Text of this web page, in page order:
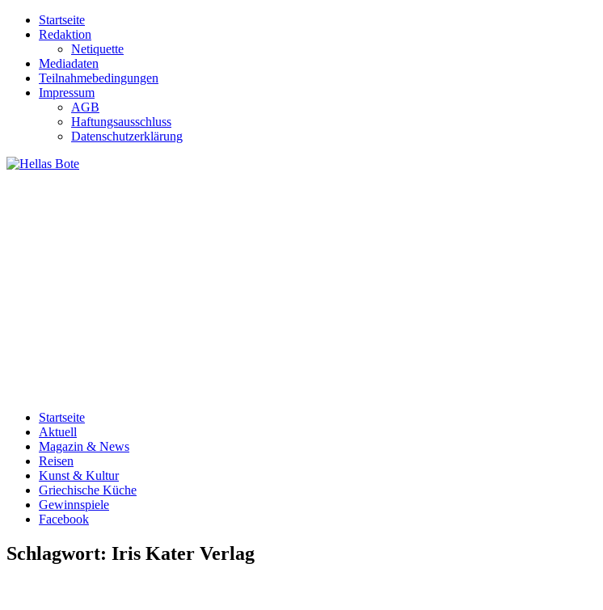
Zum
Inhalt
Startseite
Redaktion
Netiquette
Mediadaten
Teilnahmebedingungen
Impressum
AGB
Haftungsausschluss
Datenschutzerklärung
Startseite
Aktuell
Magazin & News
Reisen
Kunst & Kultur
Griechische Küche
Gewinnspiele
Facebook
Schlagwort: Iris Kater Verlag